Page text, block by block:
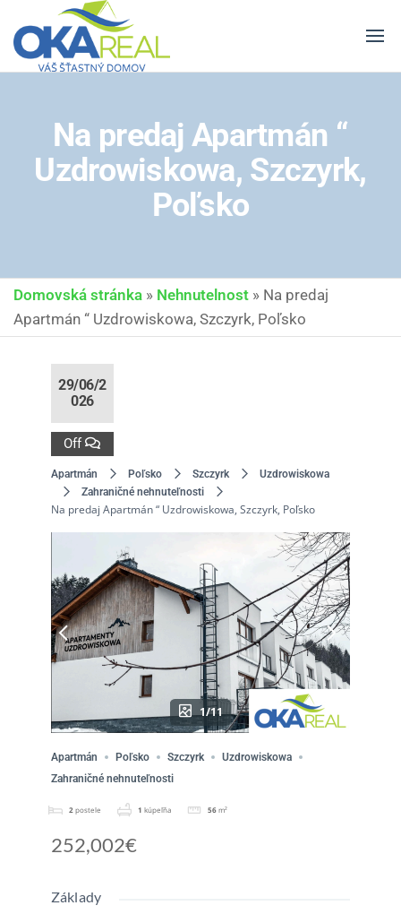
REAL
Na predaj Apartmán “
Uzdrowiskowa, Szczyrk,
Poľsko
Domovská stránka » Nehnutelnost » Na predaj
Apartmán “ Uzdrowiskowa, Szczyrk, Poľsko
29/06/2
026
Off
Apartmán Poľsko Szczyrk
Uzdrowiskowa
Zahraničné nehnuteľnosti
Na predaj Apartmán “ Uzdrowiskowa, Szczyrk, Poľsko
1/11
Apartmán Poľsko Szczyrk
Uzdrowiskowa
Zahraničné nehnuteľnosti
2 postele 1 kúpeľňa 56 m²
252,002€
Základy